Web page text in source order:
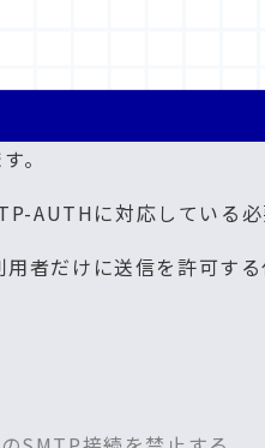
。
AUTHに対応している必
者だけに送信を許可す